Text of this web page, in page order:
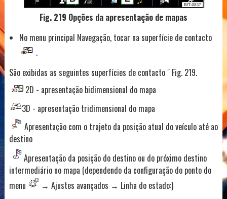
Fig. 219 Opções da apresentação de mapas
No menu principal Navegação, tocar na superfície de contacto
.
São exibidas as seguintes superfícies de contacto " Fig. 219.
2D - apresentação bidimensional do mapa
3D - apresentação tridimensional do mapa
Apresentação com o trajeto da posição atual do veículo até ao
destino
Apresentação da posição do destino ou do próximo destino
intermediário no mapa (dependendo da configuração do ponto do
menu
→ Ajustes avançados → Linha do estado:)